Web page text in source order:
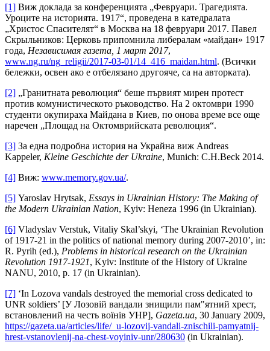
[1] Виж доклада за конференцията „Февруари. Трагедията.
Уроците на историята. 1917“, проведена в катедралата
„Христос Спасителят“ в Москва на 18 февруари 2017. Павел
Скрыльников: Церковь припомнила либералам «майдан» 1917
года, Независимая газета, 1 март 2017,
www.ng.ru/ng_religii/2017-03-01/14_416_maidan.html. (Всички
бележки, освен ако е отбелязано другояче, са на авторката).
[2] „Гранитната революция“ беше първият мирен протест
против комунистическото ръководство. На 2 октомври 1990
студенти окупираха Майдана в Киев, по онова време все още
наречен „Площад на Октомврийската революция“.
[3] За една подробна история на Украйна виж Andreas
Kappeler, Kleine Geschichte der Ukraine, Munich: C.H.Beck 2014.
[4] Виж: www.memory.gov.ua/.
[5] Yaroslav Hrytsak, Essays in Ukrainian History: The Making of
the Modern Ukrainian Nation, Kyiv: Heneza 1996 (in Ukrainian).
[6] Vladyslav Verstuk, Vitaliy Skal’skyi, ‘The Ukrainian Revolution
of 1917-21 in the politics of national memory during 2007-2010’, in:
R. Pyrih (ed.), Problems in historical research on the Ukrainian
Revolution 1917-1921, Kyiv: Institute of the History of Ukraine
NANU, 2010, p. 17 (in Ukrainian).
[7] ‘In Lozova vandals destroyed the memorial cross dedicated to
UNR soldiers’ [У Лозовій вандали знищили пам"ятний хрест,
встановлений на честь воїнів УНР], Gazeta.ua, 30 January 2009,
https://gazeta.ua/articles/life/_u-lozovij-vandali-znischili-pamyatnij-
hrest-vstanovlenij-na-chest-voyiniv-unr/280630 (in Ukrainian).